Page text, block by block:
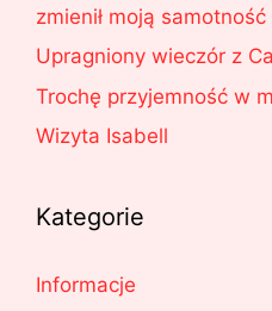
zmienił moją samotność
Upragniony wieczór z
Trochę przyjemność w
Wizyta Isabell
Kategorie
Informacje